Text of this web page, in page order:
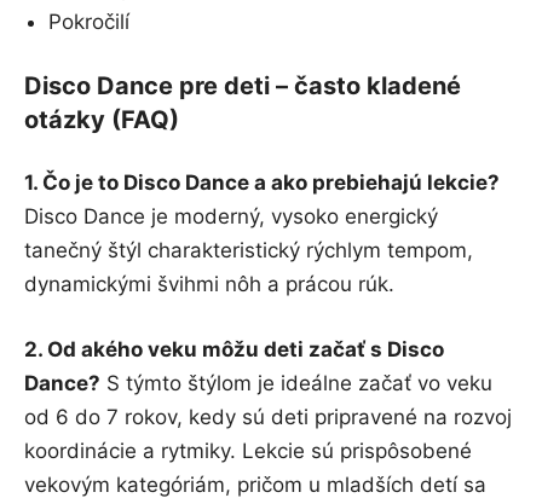
Pokročilí
Disco Dance pre deti – často kladené
otázky (FAQ)
1. Čo je to Disco Dance a ako prebiehajú lekcie?
Disco Dance je moderný, vysoko energický
tanečný štýl charakteristický rýchlym tempom,
dynamickými švihmi nôh a prácou rúk.
2. Od akého veku môžu deti začať s Disco
Dance? S týmto štýlom je ideálne začať vo veku
od 6 do 7 rokov, kedy sú deti pripravené na rozvoj
koordinácie a rytmiky. Lekcie sú prispôsobené
vekovým kategóriám, pričom u mladších detí sa